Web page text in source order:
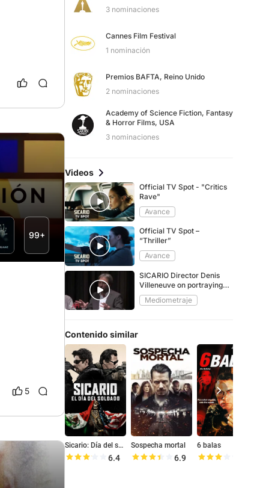
99+
5
3 nominaciones
Cannes Film Festival
1 nominación
Premios BAFTA, Reino Unido
2 nominaciones
Academy of Science Fiction, Fantasy
& Horror Films, USA
3 nominaciones
Videos
Official TV Spot - "Critics
Rave"
Avance
Official TV Spot –
“Thriller”
Avance
SICARIO Director Denis
Villeneuve on portraying
Mexico authentically
Mediometraje
Contenido similar
Sicario: Día del soldado
6.4
Sospecha mortal
6.9
6 balas